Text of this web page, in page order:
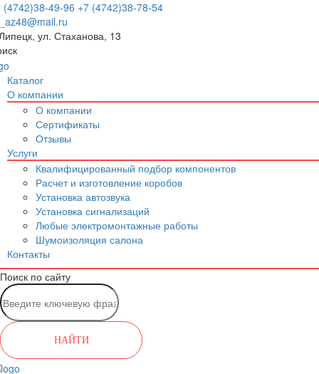
(4742)38-49-96 +7 (4742)38-78-54
ул. Стаханова, 13
Каталог
О компании
О компании
Сертификаты
Отзывы
Услуги
Квалифицированный подбор компонентов
Расчет и изготовление коробов
Установка автозвука
Установка сигнализаций
Любые электромонтажные работы
Шумоизоляция салона
Контакты
Поиск по сайту
НАЙТИ